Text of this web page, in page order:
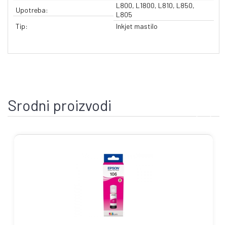
Upotreba:
L800, L1800, L810, L850,
L805
Tip:
Inkjet mastilo
Srodni proizvodi